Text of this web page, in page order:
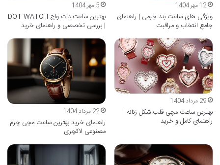
12 مهر 1404
ویژگی های ساعت بند چرمی | راهنمای
جامع انتخاب و مراقبت
5 مهر 1404
بهترین ساعت دات واچ DOT WATCH
| بررسی تخصصی و راهنمای خرید
29 مرداد 1404
بهترین ساعت مچی قلب شکل زنانه |
راهنمای کامل و خرید
22 مرداد 1404
راهنمای خرید بهترین ساعت مچی چرم
مصنوعی لاکچری